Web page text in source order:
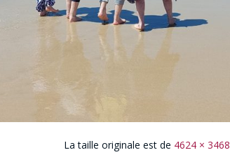
La taille originale est de 4624 × 3468